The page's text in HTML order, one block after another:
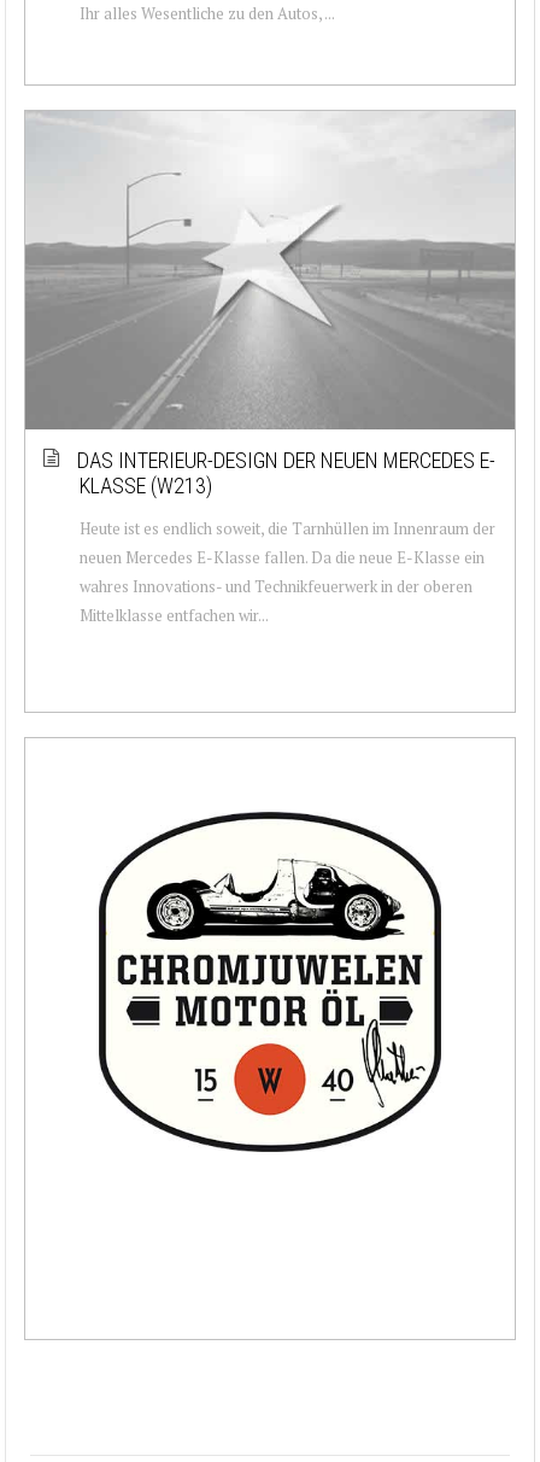
Ihr alles Wesentliche zu den Autos, ...
DAS INTERIEUR-DESIGN DER NEUEN MERCEDES E-
KLASSE (W213)
Heute ist es endlich soweit, die Tarnhüllen im Innenraum der
neuen Mercedes E-Klasse fallen. Da die neue E-Klasse ein
wahres Innovations- und Technikfeuerwerk in der oberen
Mittelklasse entfachen wir...